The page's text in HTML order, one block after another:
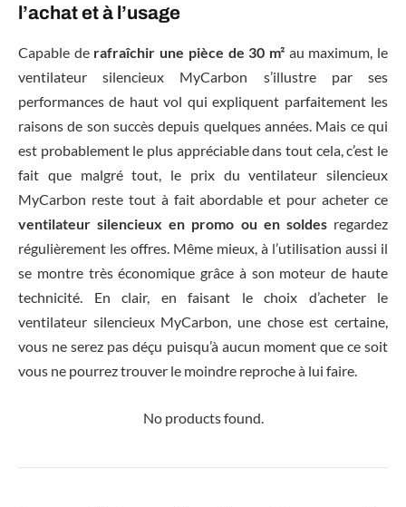
l’achat et à l’usage
Capable de rafraîchir une pièce de 30 m²au maximum, le
ventilateur silencieux MyCarbon s’illustre par ses
performances de haut vol qui expliquent parfaitement les
raisons de son succès depuis quelques années. Mais ce qui
est probablement le plus appréciable dans tout cela, c’est le
fait que malgré tout, le prix du ventilateur silencieux
MyCarbon reste tout à fait abordable et pour acheter ce
ventilateur silencieux en promo ou en soldesregardez
régulièrement les offres. Même mieux, à l’utilisation aussi il
se montre très économique grâce à son moteur de haute
technicité. En clair, en faisant le choix d’acheter le
ventilateur silencieux MyCarbon, une chose est certaine,
vous ne serez pas déçu puisqu’à aucun moment que ce soit
vous ne pourrez trouver le moindre reproche à lui faire.
No products found.